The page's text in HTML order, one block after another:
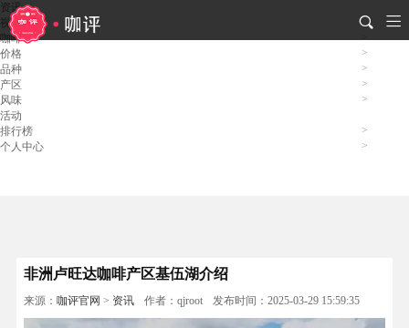
资讯
视频
咖啡
价格
品种
产区
风味
活动
排行榜
个人中心
非洲卢旺达咖啡产区基伍湖介绍
来源：咖评官网 > 资讯 作者：qjroot 发布时间：2025-03-29 15:59:35